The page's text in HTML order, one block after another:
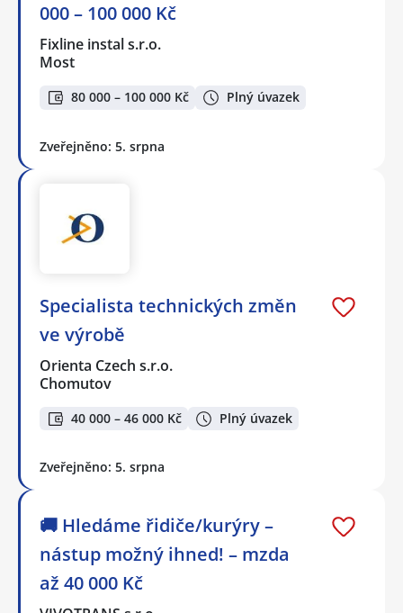
000 – 100 000 Kč
Fixline instal s.r.o.
Most
80 000 – 100 000 Kč Plný úvazek
Zveřejněno: 5. srpna
Specialista technických změn
ve výrobě
Orienta Czech s.r.o.
Chomutov
40 000 – 46 000 Kč Plný úvazek
Zveřejněno: 5. srpna
🚚 Hledáme řidiče/kurýry –
nástup možný ihned! – mzda
až 40 000 Kč